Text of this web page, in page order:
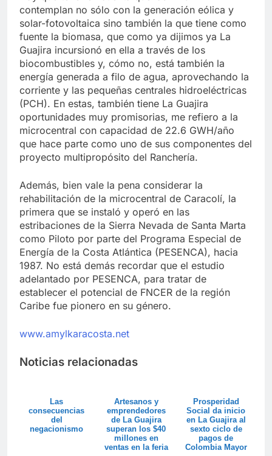
contemplan no sólo con la generación eólica y
solar-fotovoltaica sino también la que tiene como
fuente la biomasa, que como ya dijimos ya La
Guajira incursionó en ella a través de los
biocombustibles y, cómo no, está también la
energía generada a filo de agua, aprovechando la
corriente y las pequeñas centrales hidroeléctricas
(PCH). En estas, también tiene La Guajira
oportunidades muy promisorias, me refiero a la
microcentral con capacidad de 22.6 GWH/año
que hace parte como uno de sus componentes del
proyecto multipropósito del Ranchería.
Además, bien vale la pena considerar la
rehabilitación de la microcentral de Caracolí, la
primera que se instaló y operó en las
estribaciones de la Sierra Nevada de Santa Marta
como Piloto por parte del Programa Especial de
Energía de la Costa Atlántica (PESENCA), hacia
1987. No está demás recordar que el estudio
adelantado por PESENCA, para tratar de
establecer el potencial de FNCER de la región
Caribe fue pionero en su género.
www.amylkaracosta.net
Noticias relacionadas
Las
consecuencias
del
negacionismo
Artesanos y
emprendedores
de La Guajira
superan los $40
millones en
ventas en la feria
Prosperidad
Social da inicio
en La Guajira al
sexto ciclo de
pagos de
Colombia Mayor